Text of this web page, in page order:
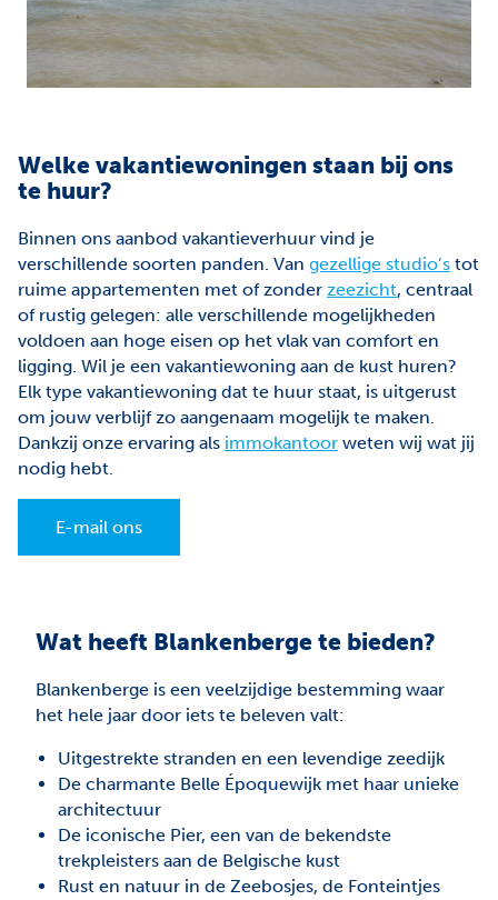
Welke vakantiewoningen staan bij ons
te huur?
Binnen ons aanbod vakantieverhuur vind je
verschillende soorten panden. Van gezellige studio’s tot
ruime appartementen met of zonder zeezicht, centraal
of rustig gelegen: alle verschillende mogelijkheden
voldoen aan hoge eisen op het vlak van comfort en
ligging. Wil je een vakantiewoning aan de kust huren?
Elk type vakantiewoning dat te huur staat, is uitgerust
om jouw verblijf zo aangenaam mogelijk te maken.
Dankzij onze ervaring als immokantoor weten wij wat jij
nodig hebt.
E-mail ons
Wat heeft Blankenberge te bieden?
Blankenberge is een veelzijdige bestemming waar
het hele jaar door iets te beleven valt:
Uitgestrekte stranden en een levendige zeedijk
De charmante Belle Époquewijk met haar unieke
architectuur
De iconische Pier, een van de bekendste
trekpleisters aan de Belgische kust
Rust en natuur in de Zeebosjes, de Fonteintjes